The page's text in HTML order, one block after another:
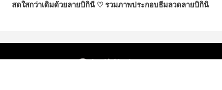
สดใสกว่าเดิมด้วยลายบิกินี ♡ รวมภาพประกอบธีมลวดลายบิกินิ